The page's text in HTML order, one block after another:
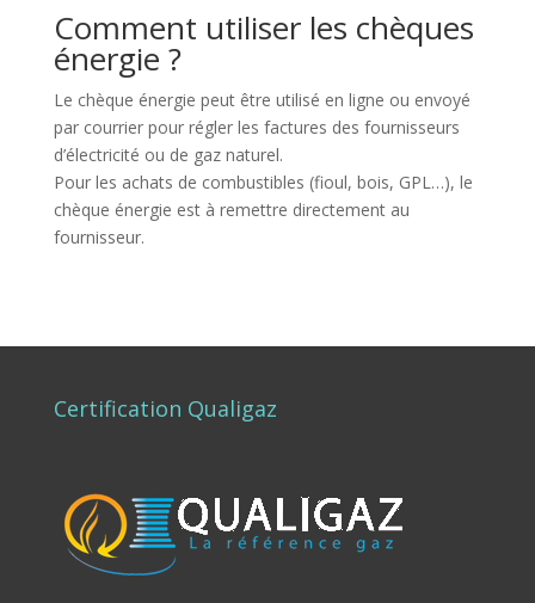
Comment utiliser les chèques
énergie ?
Le chèque énergie peut être utilisé en ligne ou envoyé
par courrier pour régler les factures des fournisseurs
d’électricité ou de gaz naturel.
Pour les achats de combustibles (fioul, bois, GPL…), le
chèque énergie est à remettre directement au
fournisseur.
Certification Qualigaz